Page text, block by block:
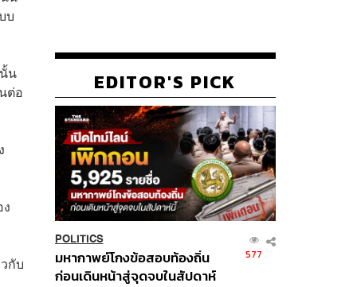
บ
น
ต่อ
กับ
EDITOR'S PICK
POLITICS
มหากาพย์โกงข้อสอบท้องถิ่น
ก่อนเดินหน้าสู่จุดจบในสัปดาห์
577